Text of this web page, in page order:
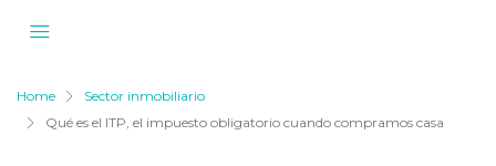
Home
Sector inmobiliario
Qué es el ITP, el impuesto obligatorio cuando compramos casa